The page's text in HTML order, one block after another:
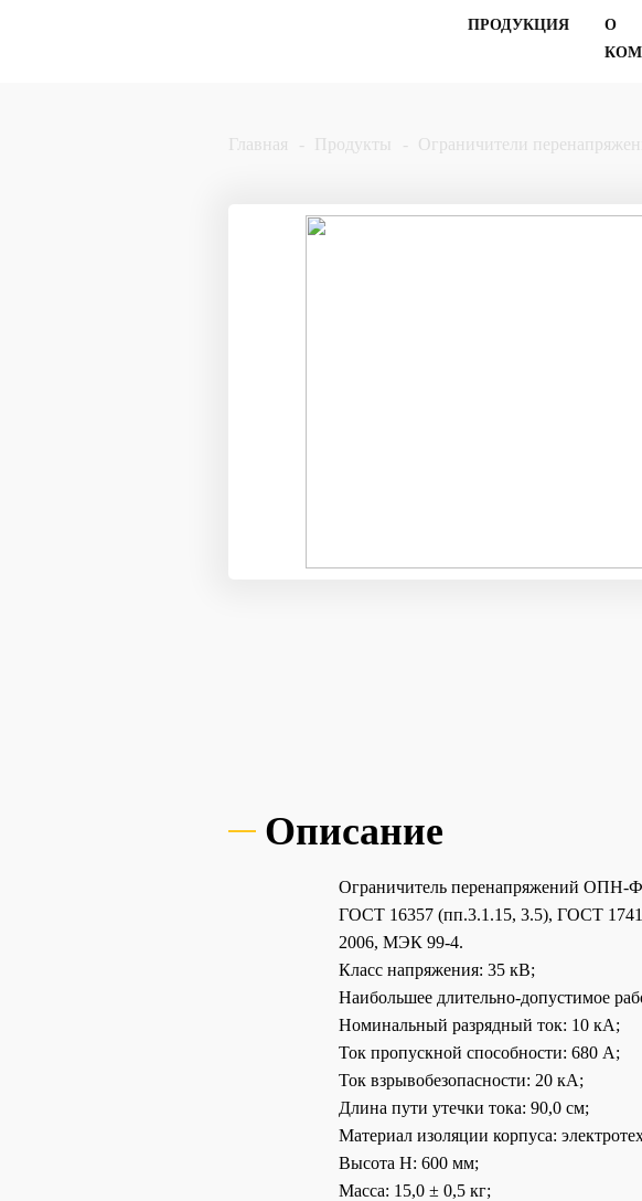
ПРОДУКЦИЯ
О
Главная Продукты Ограничители
Описание
Ограничитель перенапряжений ОПН-
ГОСТ 16357 (пп.3.1.15, 3.5), ГОСТ
2006, МЭК 99-4.
Класс напряжения: 35 кВ;
Наибольшее длительно-допустимое
Номинальный разрядный ток: 10 кА;
Ток пропускной способности: 680 А;
Ток взрывобезопасности: 20 кА;
Длина пути утечки тока: 90,0 см;
Материал изоляции корпуса:
Высота H: 600 мм;
Масса: 15,0 ± 0,5 кг;